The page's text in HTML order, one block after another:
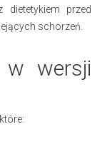
dietetykiem przed
schorzeń.
w wersji